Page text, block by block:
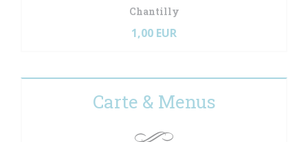
Chantilly
1,00 EUR
Carte & Menus